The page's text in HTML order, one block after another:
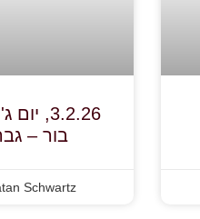
בור –
Schwartz